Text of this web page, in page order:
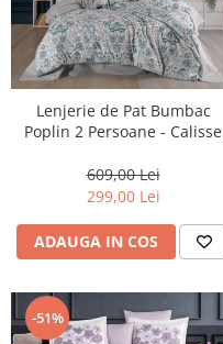
Lenjerie de Pat Bumbac
Poplin 2 Persoane - Calisse
609,00 Lei
299,00 Lei
ADAUGA IN COS
-51%